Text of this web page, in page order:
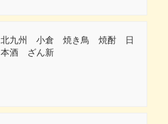
北九州 小倉 焼き鳥 焼酎 日
本酒 ざん新